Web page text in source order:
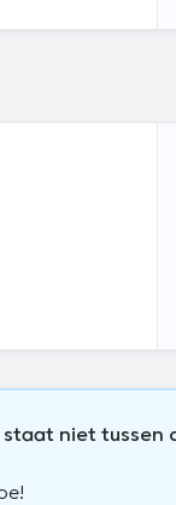
staat niet tussen